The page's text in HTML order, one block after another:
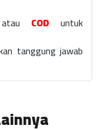
COD untuk
tanggung jawab